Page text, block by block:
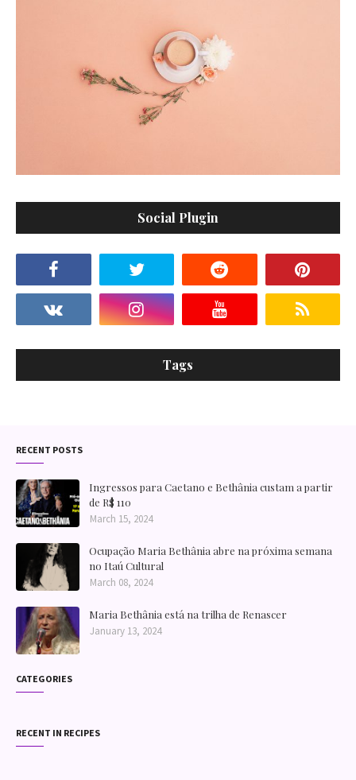
Social Plugin
Tags
RECENT POSTS
Ingressos para Caetano e Bethânia custam a partir
de R$ 110
March 15, 2024
Ocupação Maria Bethânia abre na próxima semana
no Itaú Cultural
March 08, 2024
Maria Bethânia está na trilha de Renascer
January 13, 2024
CATEGORIES
RECENT IN RECIPES